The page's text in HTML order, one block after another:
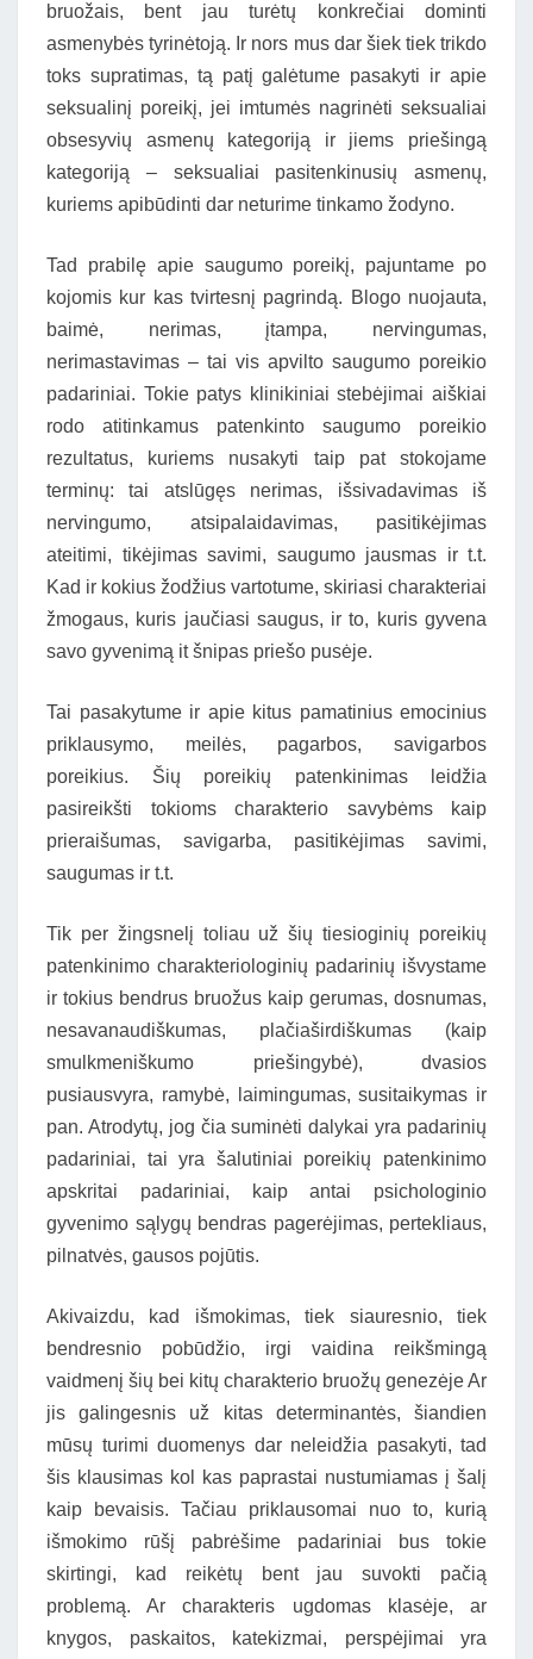
bruožais, bent jau turėtų konkrečiai dominti
asmenybės tyrinėtoją. Ir nors mus dar šiek tiek trikdo
toks supratimas, tą patį galėtume pasakyti ir apie
seksualinį poreikį, jei imtumės nagrinėti seksualiai
obsesyvių asmenų kategoriją ir jiems priešingą
kategoriją – seksualiai pasitenkinusių asmenų,
kuriems apibūdinti dar neturime tinkamo žodyno.
Tad prabilę apie saugumo poreikį, pajuntame po
kojomis kur kas tvirtesnį pagrindą. Blogo nuojauta,
baimė, nerimas, įtampa, nervingumas,
nerimastavimas – tai vis apvilto saugumo poreikio
padariniai. Tokie patys klinikiniai stebėjimai aiškiai
rodo atitinkamus patenkinto saugumo poreikio
rezultatus, kuriems nusakyti taip pat stokojame
terminų: tai atslūgęs nerimas, išsivadavimas iš
nervingumo, atsipalaidavimas, pasitikėjimas
ateitimi, tikėjimas savimi, saugumo jausmas ir t.t.
Kad ir kokius žodžius vartotume, skiriasi charakteriai
žmogaus, kuris jaučiasi saugus, ir to, kuris gyvena
savo gyvenimą it šnipas priešo pusėje.
Tai pasakytume ir apie kitus pamatinius emocinius
priklausymo, meilės, pagarbos, savigarbos
poreikius. Šių poreikių patenkinimas leidžia
pasireikšti tokioms charakterio savybėms kaip
prieraišumas, savigarba, pasitikėjimas savimi,
saugumas ir t.t.
Tik per žingsnelį toliau už šių tiesioginių poreikių
patenkinimo charakteriologinių padarinių išvystame
ir tokius bendrus bruožus kaip gerumas, dosnumas,
nesavanaudiškumas, plačiaširdiškumas (kaip
smulkmeniškumo priešingybė), dvasios
pusiausvyra, ramybė, laimingumas, susitaikymas ir
pan. Atrodytų, jog čia suminėti dalykai yra padarinių
padariniai, tai yra šalutiniai poreikių patenkinimo
apskritai padariniai, kaip antai psichologinio
gyvenimo sąlygų bendras pagerėjimas, pertekliaus,
pilnatvės, gausos pojūtis.
Akivaizdu, kad išmokimas, tiek siauresnio, tiek
bendresnio pobūdžio, irgi vaidina reikšmingą
vaidmenį šių bei kitų charakterio bruožų genezėje Ar
jis galingesnis už kitas determinantės, šiandien
mūsų turimi duomenys dar neleidžia pasakyti, tad
šis klausimas kol kas paprastai nustumiamas į šalį
kaip bevaisis. Tačiau priklausomai nuo to, kurią
išmokimo rūšį pabrėšime padariniai bus tokie
skirtingi, kad reikėtų bent jau suvokti pačią
problemą. Ar charakteris ugdomas klasėje, ar
knygos, paskaitos, katekizmai, perspėjimai yra